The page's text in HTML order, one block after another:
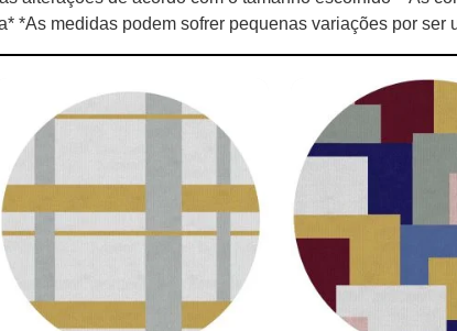
*As medidas podem sofrer pequenas variações por ser